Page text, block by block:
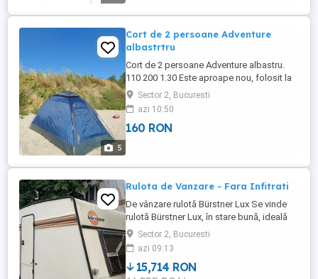
5
Cort de 2 persoane Adventure
albastrtru
Cort de 2 persoane Adventure albastru.
110 200 1.30 Este aproape nou, folosit la
mare pe plaja odata. Are plasă contra
țânțarilor şi cusături sudate. Este un cort
foarte uşor 1.8 kg Vezi pe net Adventure
Tents
Sector 2, Bucuresti
azi 10:50
160 RON
Rulota de Vanzare - Fara Infitrati
De vânzare rulotă Bürstner Lux Se vinde
rulotă Bürstner Lux, în stare bună, ideală
pentru vacanțe și camping. Marcă:
Bürstner Lux Aspect îngrijit Geamuri
panoramice și laterale Ușă cu închidere
sigură Potrivită pentru familie Acte în
Sector 2, Bucuresti
azi 09:13
15,714 RON